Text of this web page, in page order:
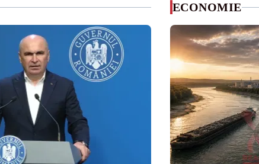
ECONOMIE